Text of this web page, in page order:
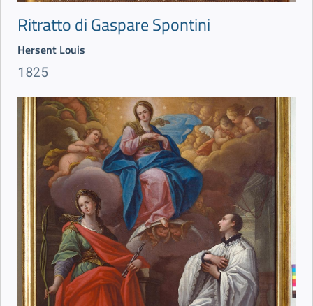
Ritratto di Gaspare Spontini
Hersent Louis
1825